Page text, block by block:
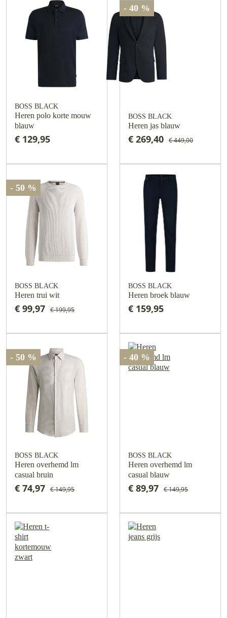
BOSS BLACK
Heren polo korte mouw
blauw
€ 129,95
- 40 %
BOSS BLACK
Heren jas blauw
€ 269,40 € 449,00
- 50 %
BOSS BLACK
Heren trui wit
€ 99,97 € 199,95
BOSS BLACK
Heren broek blauw
€ 159,95
- 50 %
BOSS BLACK
Heren overhemd lm
casual bruin
€ 74,97 € 149,95
- 40 %
BOSS BLACK
Heren overhemd lm
casual blauw
€ 89,97 € 149,95